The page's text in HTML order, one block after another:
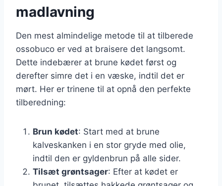
madlavning
Den mest almindelige metode til at tilberede
ossobuco er ved at braisere det langsomt.
Dette indebærer at brune kødet først og
derefter simre det i en væske, indtil det er
mørt. Her er trinene til at opnå den perfekte
tilberedning:
Brun kødet: Start med at brune
kalveskanken i en stor gryde med olie,
indtil den er gyldenbrun på alle sider.
Tilsæt grøntsager: Efter at kødet er